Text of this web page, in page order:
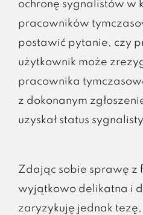
ochronę sygnalistów w
pracowników
postawić pytanie, czy
użytkownik może
pracownika
z dokonanym
uzyskał status
Zdając sobie sprawę z
wyjątkowo delikatna i
zaryzykuję jednak tezę,